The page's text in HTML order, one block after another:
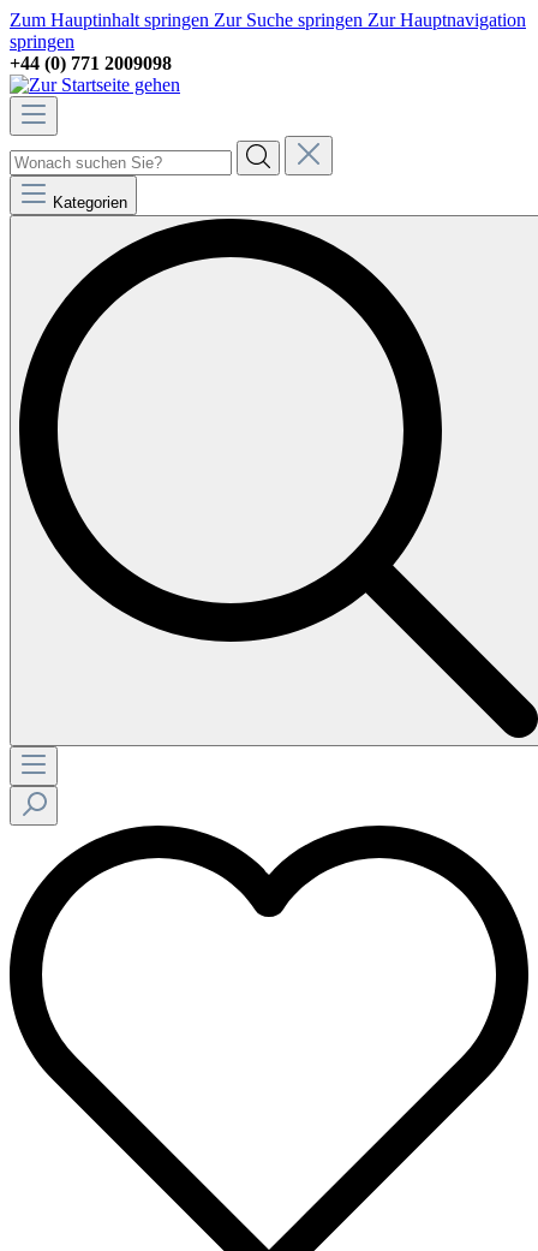
Zum Hauptinhalt springen Zur Suche springen Zur Hauptnavigation
springen
+44 (0) 771 2009098
Kategorien